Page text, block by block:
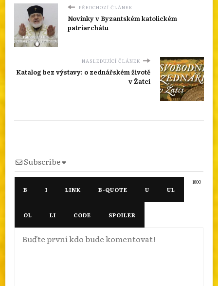
PŘEDCHOZÍ ČLÁNEK
Novinky v Byzantském katolickém
patriarchátu
NASLEDUJÍCÍ ČLÁNEK
Katalog bez výstavy: o zednářském životě
v Žatci
Subscribe
1800